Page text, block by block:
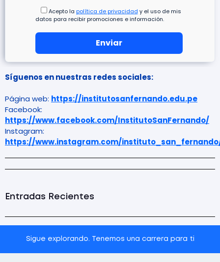
Acepto la política de privacidad y el uso de mis
datos para recibir promociones e información.
Síguenos en nuestras redes sociales:
Página web: https://institutosanfernando.edu.pe
Facebook:
https://www.facebook.com/InstitutoSanFernando/
Instagram:
https://www.instagram.com/
Entradas Recientes
Sigue explorando. Tenemos una carrera para ti